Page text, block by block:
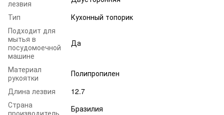
лезвия
Тип
Кухонный топорик
Подходит для
мытья в
посудомоечной
машине
Да
Материал
рукоятки
Полипропилен
Длина лезвия
12.7
Страна
производитель
Бразилия